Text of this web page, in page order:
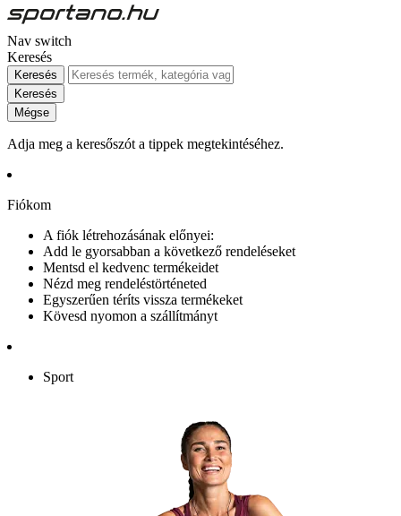
Nav switch
Keresés
Keresés
Keresés
Mégse
Adja meg a keresőszót a tippek megtekintéséhez.
Fiókom
A fiók létrehozásának előnyei:
Add le gyorsabban a következő rendeléseket
Mentsd el kedvenc termékeidet
Nézd meg rendeléstörténeted
Egyszerűen téríts vissza termékeket
Kövesd nyomon a szállítmányt
Sport